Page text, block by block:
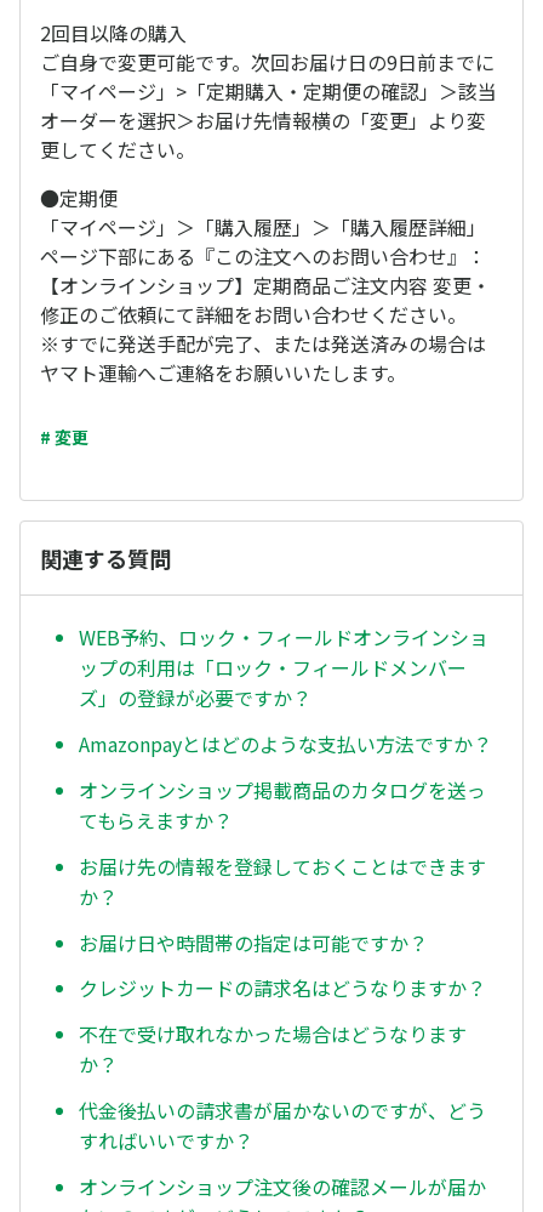
2回目以降の購入
ご自身で変更可能です。次回お届け日の9日前までに
「マイページ」>「定期購入・定期便の確認」＞該当
オーダーを選択＞お届け先情報横の「変更」より変
更してください。
●定期便
「マイページ」＞「購入履歴」＞「購入履歴詳細」
ページ下部にある『この注文へのお問い合わせ』：
【オンラインショップ】定期商品ご注文内容 変更・
修正のご依頼にて詳細をお問い合わせください。
※すでに発送手配が完了、または発送済みの場合は
ヤマト運輸へご連絡をお願いいたします。
# 変更
関連する質問
WEB予約、ロック・フィールドオンラインショ
ップの利用は「ロック・フィールドメンバー
ズ」の登録が必要ですか？
Amazonpayとはどのような支払い方法ですか？
オンラインショップ掲載商品のカタログを送っ
てもらえますか？
お届け先の情報を登録しておくことはできます
か？
お届け日や時間帯の指定は可能ですか？
クレジットカードの請求名はどうなりますか？
不在で受け取れなかった場合はどうなります
か？
代金後払いの請求書が届かないのですが、どう
すればいいですか？
オンラインショップ注文後の確認メールが届か